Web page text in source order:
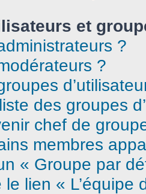
et
?
?
des groupes
chef de
membres
« Groupe par
le lien « L’équipe